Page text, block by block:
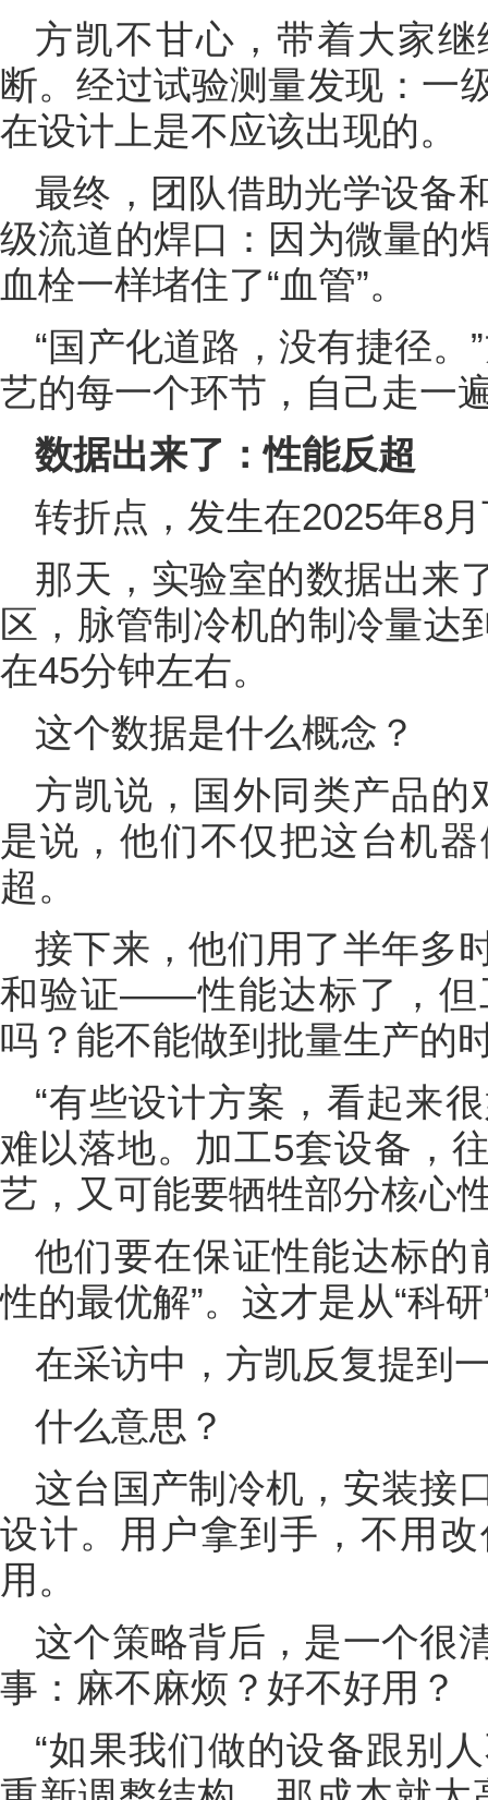
方凯不甘心，带着大家
断。经过试验测量发现：一
在设计上是不应该出现的。
最终，团队借助光学设备
级流道的焊口：因为微量的
血栓一样堵住了“血管”。
“国产化道路，没有捷径。
艺的每一个环节，自己走一
数据出来了：性能反超
转折点，发生在2025年8
那天，实验室的数据出来
区，脉管制冷机的制冷量达
在45分钟左右。
这个数据是什么概念？
方凯说，国外同类产品
是说，他们不仅把这台机
超。
接下来，他们用了半年多
和验证——性能达标了，但
吗？能不能做到批量生产的
“有些设计方案，看起来
难以落地。加工5套设备，
艺，又可能要牺牲部分核心
他们要在保证性能达标的
性的最优解”。这才是从“科
在采访中，方凯反复提到
什么意思？
这台国产制冷机，安装接
设计。用户拿到手，不用
用。
这个策略背后，是一个很
事：麻不麻烦？好不好用？
“如果我们做的设备跟别